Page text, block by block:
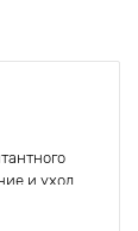
и уход.